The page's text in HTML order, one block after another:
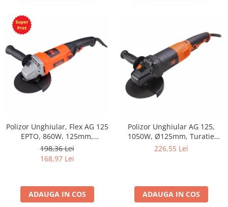
Polizor Unghiular, Flex AG 125
EPTO, 860W, 125mm,
11000rpm
198,36 Lei
168,97 Lei
ADAUGA IN COS
Polizor Unghiular AG 125,
1050W, Ø125mm, Turatie
Variabila
226,55 Lei
ADAUGA IN COS